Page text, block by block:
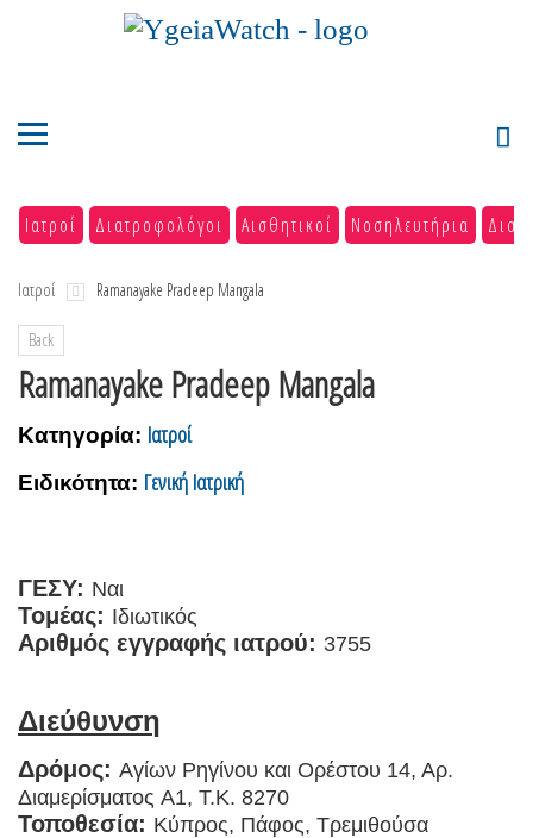
Ιατροί Διατροφολόγοι Αισθητικοί Νοσηλευτήρια
Ιατροί Ramanayake Pradeep Mangala
Back
Ramanayake Pradeep Mangala
Κατηγορία: Ιατροί
Ειδικότητα: Γενική Ιατρική
ΓΕΣΥ: Ναι
Τομέας: Ιδιωτικός
Αριθμός εγγραφής ιατρού: 3755
Διεύθυνση
Δρόμος: Αγίων Ρηγίνου και Ορέστου 14, Αρ.
Διαμερίσματος A1, T.K. 8270
Τοποθεσία: Κύπρος, Πάφος, Τρεμιθούσα